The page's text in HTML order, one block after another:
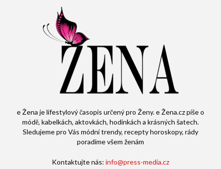
e Žena je lifestylový časopis určený pro Ženy. e Žena.cz píše o
módě, kabelkách, aktovkách, hodinkách a krásných šatech.
Sledujeme pro Vás módní trendy, recepty horoskopy, rády
poradíme všem ženám
Kontaktujte nás: info@press-media.cz